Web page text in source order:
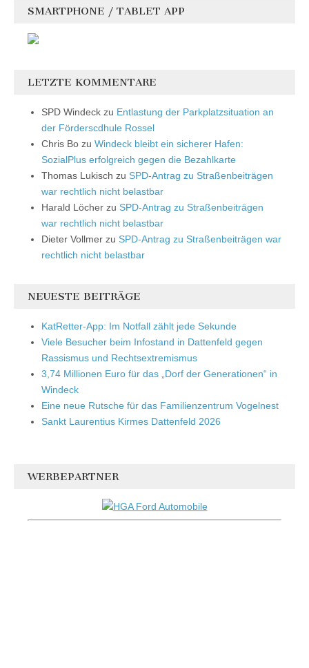
SMARTPHONE / TABLET APP
LETZTE KOMMENTARE
SPD Windeck zu Entlastung der Parkplatzsituation an
der Förderscdhule Rossel
Chris Bo zu Windeck bleibt ein sicherer Hafen:
SozialPlus erfolgreich gegen die Bezahlkarte
Thomas Lukisch zu SPD-Antrag zu Straßenbeiträgen
war rechtlich nicht belastbar
Harald Löcher zu SPD-Antrag zu Straßenbeiträgen
war rechtlich nicht belastbar
Dieter Vollmer zu SPD-Antrag zu Straßenbeiträgen war
rechtlich nicht belastbar
NEUESTE BEITRÄGE
KatRetter-App: Im Notfall zählt jede Sekunde
Viele Besucher beim Infostand in Dattenfeld gegen
Rassismus und Rechtsextremismus
3,74 Millionen Euro für das „Dorf der Generationen“ in
Windeck
Eine neue Rutsche für das Familienzentrum Vogelnest
Sankt Laurentius Kirmes Dattenfeld 2026
WERBEPARTNER